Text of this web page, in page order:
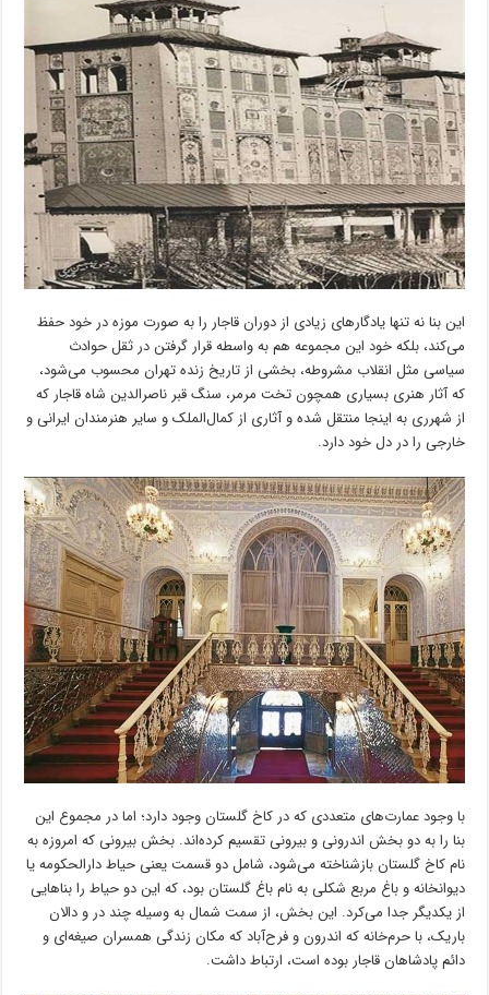
این بنا نه تنها یادگارهای زیادی از دوران قاجار را به صورت موزه در خود حفظ
می‌کند، بلکه خود این مجموعه هم به واسطه قرار گرفتن در ثقل حوادث
سیاسی مثل انقلاب مشروطه، بخشی از تاریخ زنده تهران محسوب می‌شود،
که آثار هنری بسیاری همچون تخت مرمر، سنگ قبر ناصرالدین شاه قاجار که
از شهرری به اینجا منتقل شده و آثاری از کمال‌الملک و سایر هنرمندان ایرانی و
خارجی را در دل خود دارد.
با وجود عمارت‌های متعددی که در کاخ گلستان وجود دارد؛ اما در مجموع این
بنا را به دو بخش اندرونی و بیرونی تقسیم کرده‌اند. بخش بیرونی که امروزه به
نام کاخ گلستان بازشناخته می‌شود، شامل دو قسمت یعنی حیاط دارالحکومه یا
دیوانخانه و باغ مربع شکلی به نام باغ گلستان بود، که این دو حیاط را بناهایی
از یکدیگر جدا می‌کرد. این بخش، از سمت شمال به وسیله چند در و دالان
باریک، با حرم‌خانه که اندرون و فرح‌آباد که مکان زندگی همسران صیغه‌ای و
دائم پادشاهان قاجار بوده است، ارتباط داشت.